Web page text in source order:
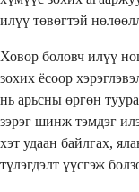
илүү төвөгтэй
Ховор боловч илүү
зохих ёсоор
нь арьсны өргөн
зэрэг шинж тэмдэг
хэт удаан байлгах,
түлэгдэлт үүсгэж